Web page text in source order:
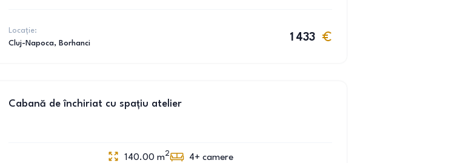
Locație:
Cluj-Napoca, Borhanci
1 433
Cabană de închiriat cu spațiu atelier
140.00 m2 4+ camere